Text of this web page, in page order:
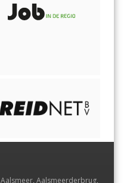
Aalsmeer, Aalsmeerderbrug,